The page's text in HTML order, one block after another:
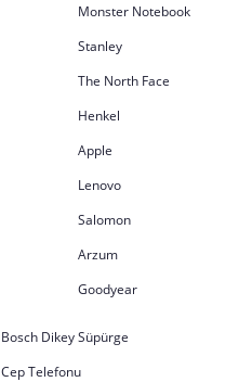
Monster Notebook
Stanley
The North Face
Henkel
Apple
Lenovo
Salomon
Arzum
Goodyear
Bosch Dikey Süpürge
Cep Telefonu